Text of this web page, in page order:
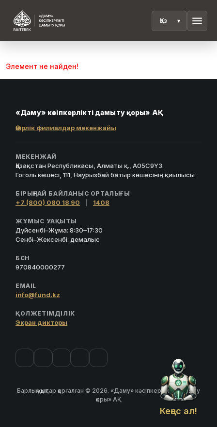
menu
Кеңес ал!
Элемент не найден!
«Даму» кәсіпкерлікті дамыту қоры» АҚ
Өңірлік филиалдар мекенжайы
МЕКЕНЖАЙ
Қазақстан Республикасы, Алматы қ., A05C9Y3.
Гоголь көшесі, 111, Наурызбай батыр көшесінің қиылысы
БІРЫҢҒАЙ БАЙЛАНЫС ОРТАЛЫҒЫ
+7 (800) 080 18 90 1408
ЖҰМЫС УАҚЫТЫ
Дүйсенбі–Жұма: 8:30–17:30
Сенбі–Жексенбі: демалыс
БСН
970840000277
EMAIL
info@fund.kz
ҚОЛЖЕТІМДІЛІК
Экран дикторы
Барлық құқықтар қорғалған © 2026. «Даму» кәсіпкерлікті дамыту
қоры» АҚ